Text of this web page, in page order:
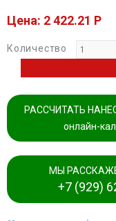
Цена: 2 422.21 P
Количество
РАССЧИТАТЬ
онлайн-
МЫ
+7 (929)